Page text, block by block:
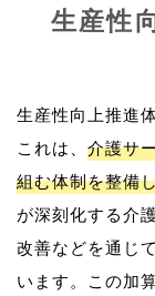
生産性
生産性向上推進
これは、 介護サ
組む体制を整備
が深刻化する介
改善などを通じ
います。この加